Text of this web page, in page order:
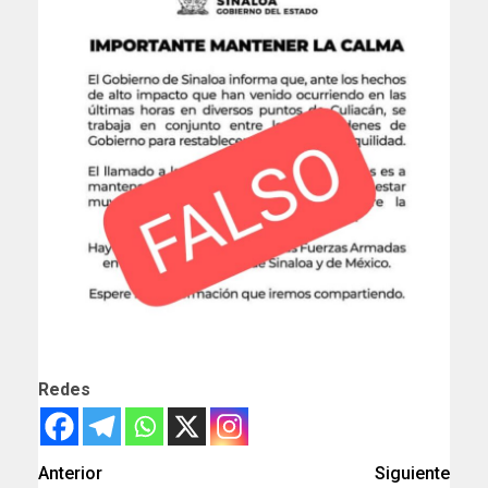
Redes
Anterior Siguiente